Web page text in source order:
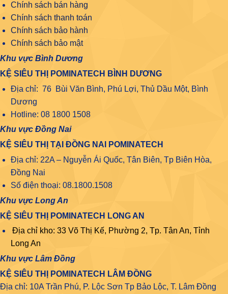
Chính sách bán hàng
Chính sách thanh toán
Chính sách bảo hành
Chính sách bảo mật
Khu vực Bình Dương
KỆ SIÊU THỊ POMINATECH BÌNH DƯƠNG
Địa chỉ: 76 Bùi Văn Bình, Phú Lợi, Thủ Dầu Một, Bình
Dương
Hotline: 08 1800 1508
Khu vực Đồng Nai
KỆ SIÊU THỊ TẠI ĐỒNG NAI POMINATECH
Địa chỉ: 22A – Nguyễn Ái Quốc, Tân Biên, Tp Biên Hòa,
Đồng Nai
Số điện thoại: 08.1800.1508
Khu vực Long An
KỆ SIÊU THỊ POMINATECH LONG AN
Địa chỉ kho: 33 Võ Thị Kế, Phường 2, Tp. Tân An, Tỉnh
Long An
Khu vực Lâm Đồng
KỆ SIÊU THỊ POMINATECH LÂM ĐỒNG
Địa chỉ: 10A Trần Phú, P. Lộc Sơn Tp Bảo Lộc, T. Lâm Đồng